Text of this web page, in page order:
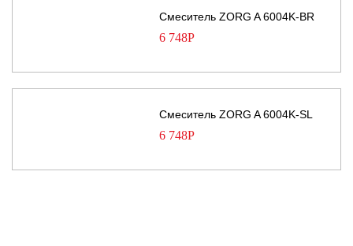
Смеситель ZORG A 6004K-BR
6 748Р
Смеситель ZORG A 6004K-SL
6 748Р